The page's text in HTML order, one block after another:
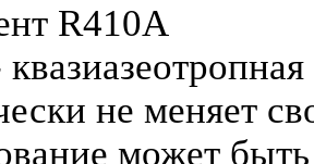
R410A
не меняет
может